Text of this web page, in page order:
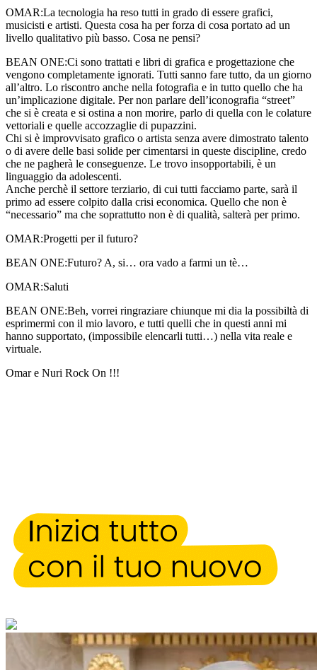
OMAR:La tecnologia ha reso tutti in grado di essere grafici,
musicisti e artisti. Questa cosa ha per forza di cosa portato ad un
livello qualitativo più basso. Cosa ne pensi?
BEAN ONE:Ci sono trattati e libri di grafica e progettazione che
vengono completamente ignorati. Tutti sanno fare tutto, da un giorno
all’altro. Lo riscontro anche nella fotografia e in tutto quello che ha
un’implicazione digitale. Per non parlare dell’iconografia “street”
che si è creata e si ostina a non morire, parlo di quella con le colature
vettoriali e quelle accozzaglie di pupazzini.
Chi si è improvvisato grafico o artista senza avere dimostrato talento
o di avere delle basi solide per cimentarsi in queste discipline, credo
che ne pagherà le conseguenze. Le trovo insopportabili, è un
linguaggio da adolescenti.
Anche perchè il settore terziario, di cui tutti facciamo parte, sarà il
primo ad essere colpito dalla crisi economica. Quello che non è
“necessario” ma che soprattutto non è di qualità, salterà per primo.
OMAR:Progetti per il futuro?
BEAN ONE:Futuro? A, si… ora vado a farmi un tè…
OMAR:Saluti
BEAN ONE:Beh, vorrei ringraziare chiunque mi dia la possibiltà di
esprimermi con il mio lavoro, e tutti quelli che in questi anni mi
hanno supportato, (impossibile elencarli tutti…) nella vita reale e
virtuale.
Omar e Nuri Rock On !!!